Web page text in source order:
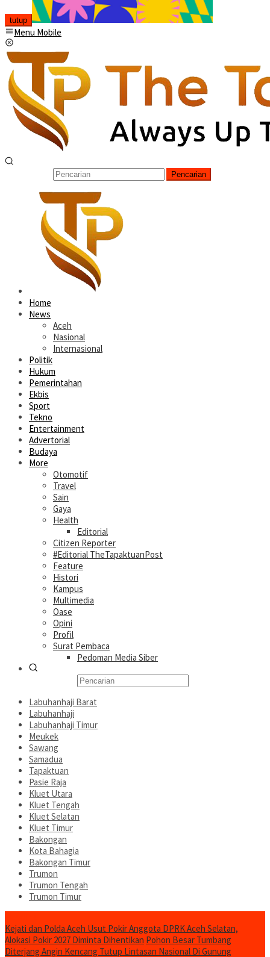
tutup
Menu Mobile
Pencarian
Home
News
Aceh
Nasional
Internasional
Politik
Hukum
Pemerintahan
Ekbis
Sport
Tekno
Entertainment
Advertorial
Budaya
More
Otomotif
Travel
Sain
Gaya
Health
Editorial
Citizen Reporter
#Editorial TheTapaktuanPost
Feature
Histori
Kampus
Multimedia
Oase
Opini
Profil
Surat Pembaca
Pedoman Media Siber
Labuhanhaji Barat
Labuhanhaji
Labuhanhaji Timur
Meukek
Sawang
Samadua
Tapaktuan
Pasie Raja
Kluet Utara
Kluet Tengah
Kluet Selatan
Kluet Timur
Bakongan
Kota Bahagia
Bakongan Timur
Trumon
Trumon Tengah
Trumon Timur
Kejati dan Polda Aceh Usut Pokir Anggota DPRK Aceh Selatan,
Alokasi Pokir 2027 Diminta Dihentikan Pohon Besar Tumbang
Diterjang Angin Kencang Tutup Lintasan Nasional Di Gunung